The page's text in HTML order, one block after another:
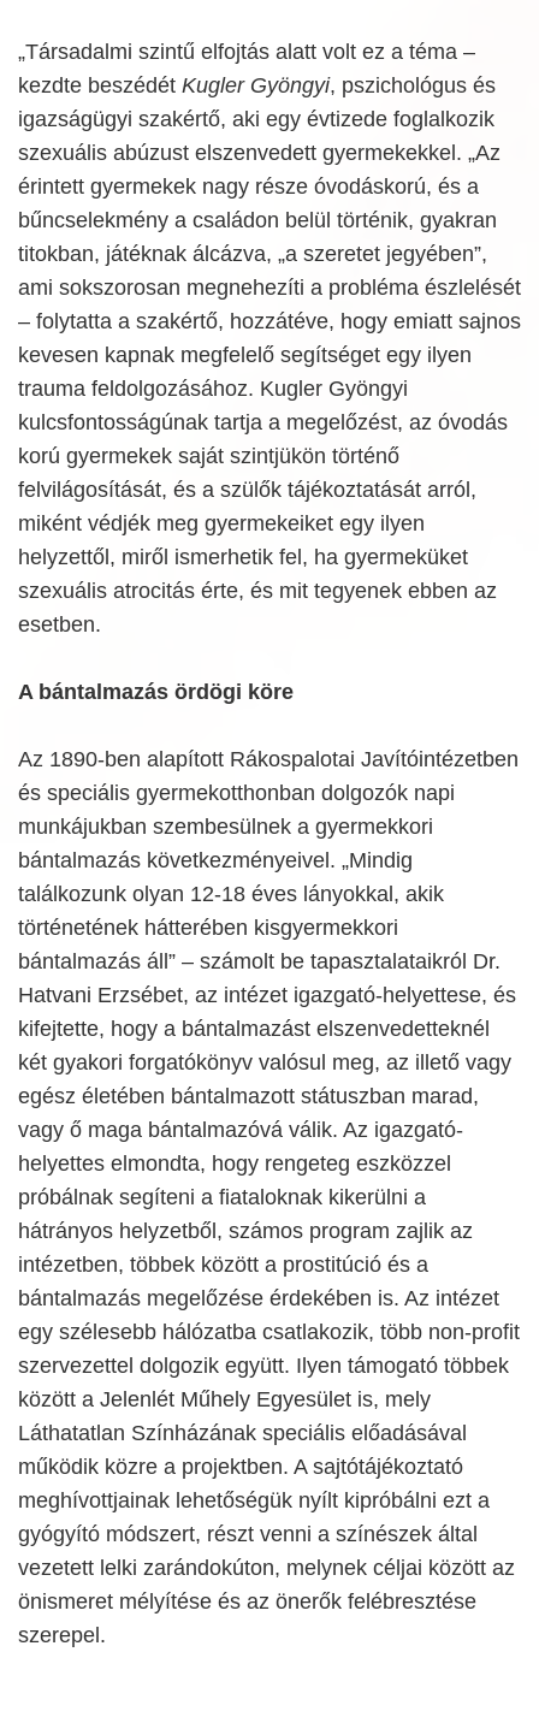
„Társadalmi szintű elfojtás alatt volt ez a téma –
kezdte beszédét Kugler Gyöngyi, pszichológus és
igazságügyi szakértő, aki egy évtizede foglalkozik
szexuális abúzust elszenvedett gyermekekkel. „Az
érintett gyermekek nagy része óvodáskorú, és a
bűncselekmény a családon belül történik, gyakran
titokban, játéknak álcázva, „a szeretet jegyében”,
ami sokszorosan megnehezíti a probléma észlelését
– folytatta a szakértő, hozzátéve, hogy emiatt sajnos
kevesen kapnak megfelelő segítséget egy ilyen
trauma feldolgozásához. Kugler Gyöngyi
kulcsfontosságúnak tartja a megelőzést, az óvodás
korú gyermekek saját szintjükön történő
felvilágosítását, és a szülők tájékoztatását arról,
miként védjék meg gyermekeiket egy ilyen
helyzettől, miről ismerhetik fel, ha gyermeküket
szexuális atrocitás érte, és mit tegyenek ebben az
esetben.
A bántalmazás ördögi köre
Az 1890-ben alapított Rákospalotai Javítóintézetben
és speciális gyermekotthonban dolgozók napi
munkájukban szembesülnek a gyermekkori
bántalmazás következményeivel. „Mindig
találkozunk olyan 12-18 éves lányokkal, akik
történetének hátterében kisgyermekkori
bántalmazás áll” – számolt be tapasztalataikról Dr.
Hatvani Erzsébet, az intézet igazgató-helyettese, és
kifejtette, hogy a bántalmazást elszenvedetteknél
két gyakori forgatókönyv valósul meg, az illető vagy
egész életében bántalmazott státuszban marad,
vagy ő maga bántalmazóvá válik. Az igazgató-
helyettes elmondta, hogy rengeteg eszközzel
próbálnak segíteni a fiataloknak kikerülni a
hátrányos helyzetből, számos program zajlik az
intézetben, többek között a prostitúció és a
bántalmazás megelőzése érdekében is. Az intézet
egy szélesebb hálózatba csatlakozik, több non-profit
szervezettel dolgozik együtt. Ilyen támogató többek
között a Jelenlét Műhely Egyesület is, mely
Láthatatlan Színházának speciális előadásával
működik közre a projektben. A sajtótájékoztató
meghívottjainak lehetőségük nyílt kipróbálni ezt a
gyógyító módszert, részt venni a színészek által
vezetett lelki zarándokúton, melynek céljai között az
önismeret mélyítése és az önerők felébresztése
szerepel.